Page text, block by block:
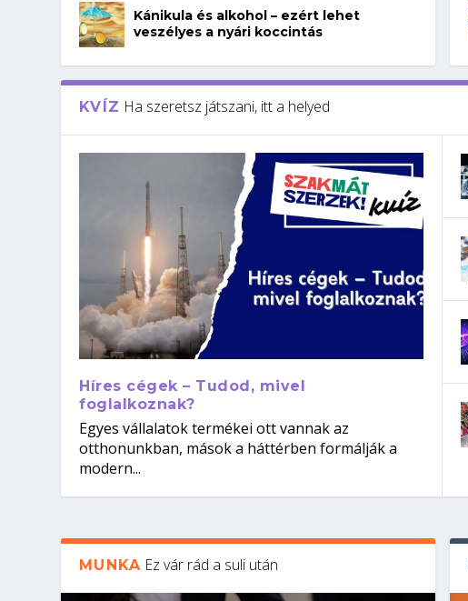
Kánikula és alkohol – ezért lehet
veszélyes a nyári koccintás
KVÍZ Ha szeretsz játszani, itt a helyed
Híres cégek – Tudod, mivel
foglalkoznak?
Egyes vállalatok termékei ott vannak az
otthonunkban, mások a háttérben formálják a
modern...
MUNKA Ez vár rád a suli után